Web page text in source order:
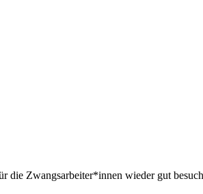
Zwangsarbeiter*innen wieder gut